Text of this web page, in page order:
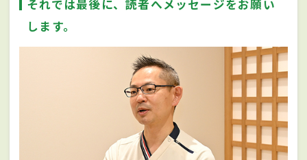
それでは最後に、読者へメッセージをお願い
します。